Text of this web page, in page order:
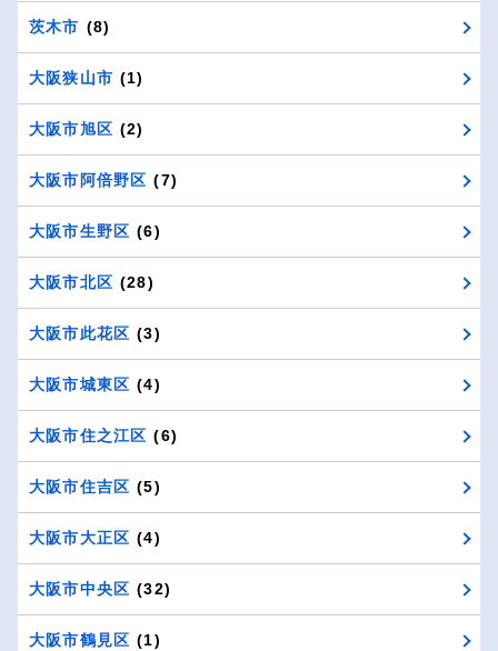
茨木市 (8)
大阪狭山市 (1)
大阪市旭区 (2)
大阪市阿倍野区 (7)
大阪市生野区 (6)
大阪市北区 (28)
大阪市此花区 (3)
大阪市城東区 (4)
大阪市住之江区 (6)
大阪市住吉区 (5)
大阪市大正区 (4)
大阪市中央区 (32)
大阪市鶴見区 (1)